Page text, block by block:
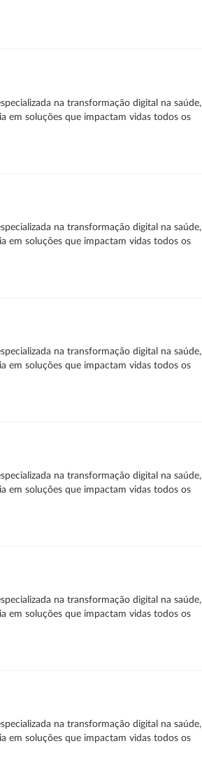
na transformação digital na saúde,
em soluções que impactam vidas todos os
na transformação digital na saúde,
em soluções que impactam vidas todos os
na transformação digital na saúde,
em soluções que impactam vidas todos os
na transformação digital na saúde,
em soluções que impactam vidas todos os
na transformação digital na saúde,
em soluções que impactam vidas todos os
na transformação digital na saúde,
em soluções que impactam vidas todos os